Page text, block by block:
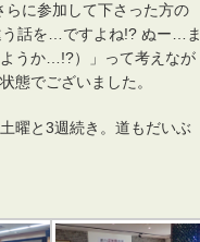
に参加して下さった方の
う話を…ですよね!? ぬー…ま
うか…!?）」って考えなが
態でございました。
曜と3週続き。道もだいぶ